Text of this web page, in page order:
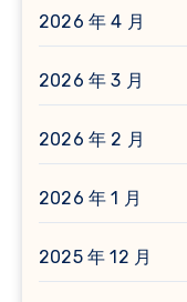
2026 年 4 月
2026 年 3 月
2026 年 2 月
2026 年 1 月
2025 年 12 月